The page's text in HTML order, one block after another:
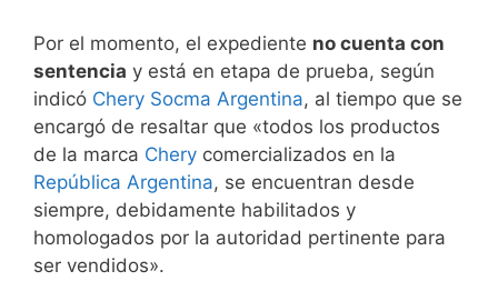
Por el momento, el expediente no cuenta con
sentencia y está en etapa de prueba, según
indicó Chery Socma Argentina, al tiempo que se
encargó de resaltar que «todos los productos
de la marca Chery comercializados en la
República Argentina, se encuentran desde
siempre, debidamente habilitados y
homologados por la autoridad pertinente para
ser vendidos».